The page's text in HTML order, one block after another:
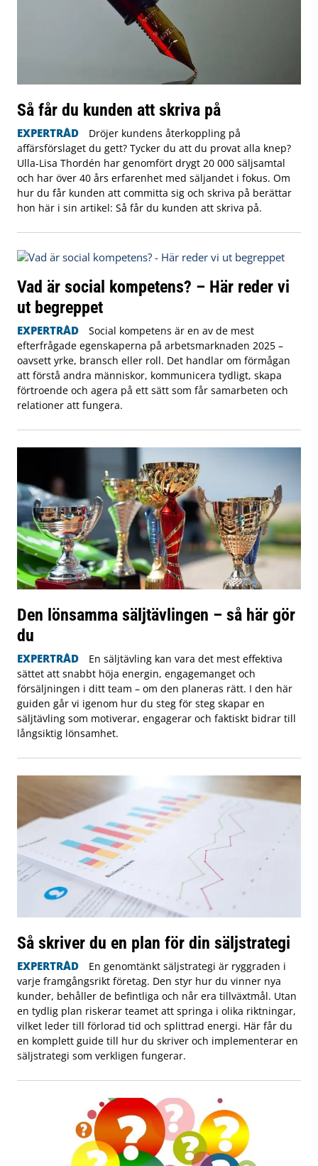
Så får du kunden att skriva på
EXPERTRÅD
Dröjer kundens återkoppling på
affärsförslaget du gett? Tycker du att du provat alla knep?
Ulla-Lisa Thordén har genomfört drygt 20 000 säljsamtal
och har över 40 års erfarenhet med säljandet i fokus. Om
hur du får kunden att committa sig och skriva på berättar
hon här i sin artikel: Så får du kunden att skriva på.
Vad är social kompetens? – Här reder vi
ut begreppet
EXPERTRÅD
Social kompetens är en av de mest
efterfrågade egenskaperna på arbetsmarknaden 2025 –
oavsett yrke, bransch eller roll. Det handlar om förmågan
att förstå andra människor, kommunicera tydligt, skapa
förtroende och agera på ett sätt som får samarbeten och
relationer att fungera.
Den lönsamma säljtävlingen – så här gör
du
EXPERTRÅD
En säljtävling kan vara det mest effektiva
sättet att snabbt höja energin, engagemanget och
försäljningen i ditt team – om den planeras rätt. I den här
guiden går vi igenom hur du steg för steg skapar en
säljtävling som motiverar, engagerar och faktiskt bidrar till
långsiktig lönsamhet.
Så skriver du en plan för din säljstrategi
EXPERTRÅD
En genomtänkt säljstrategi är ryggraden i
varje framgångsrikt företag. Den styr hur du vinner nya
kunder, behåller de befintliga och når era tillväxtmål. Utan
en tydlig plan riskerar teamet att springa i olika riktningar,
vilket leder till förlorad tid och splittrad energi. Här får du
en komplett guide till hur du skriver och implementerar en
säljstrategi som verkligen fungerar.